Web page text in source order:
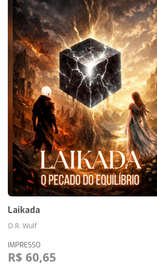
Laikada
D.R. Wulf
IMPRESSO
R$ 60,65